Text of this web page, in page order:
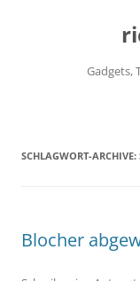
Gadgets,
SCHLAGWORT-ARCHIVE:
Blocher